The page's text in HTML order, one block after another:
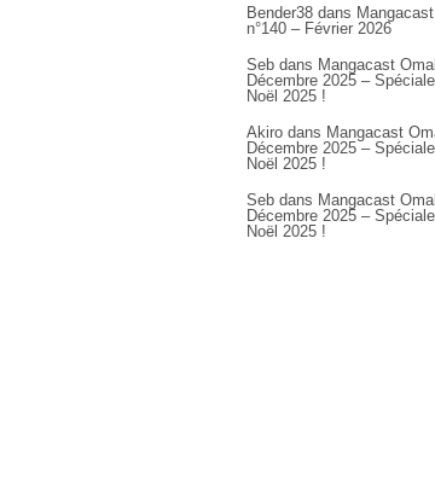
Bender38 dans
n°140 – Février 2026
Seb dans Mangacast
Décembre 2025 –
Noël 2025 !
Akiro dans Mangacast
Décembre 2025 –
Noël 2025 !
Seb dans Mangacast
Décembre 2025 –
Noël 2025 !